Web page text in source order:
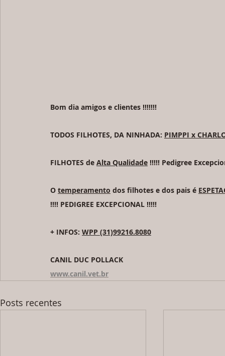
Bom dia amigos e clientes !!!!!!!
TODOS FILHOTES, DA NINHADA: PIMPPI x
FILHOTES de Alta Qualidade !!!!! Pedigree
O temperamento dos filhotes e dos pais é
!!!! PEDIGREE EXCEPCIONAL !!!!!
+ INFOS: WPP (31)99216.8080
CANIL DUC POLLACK
www.canil.vet.br
Posts recentes